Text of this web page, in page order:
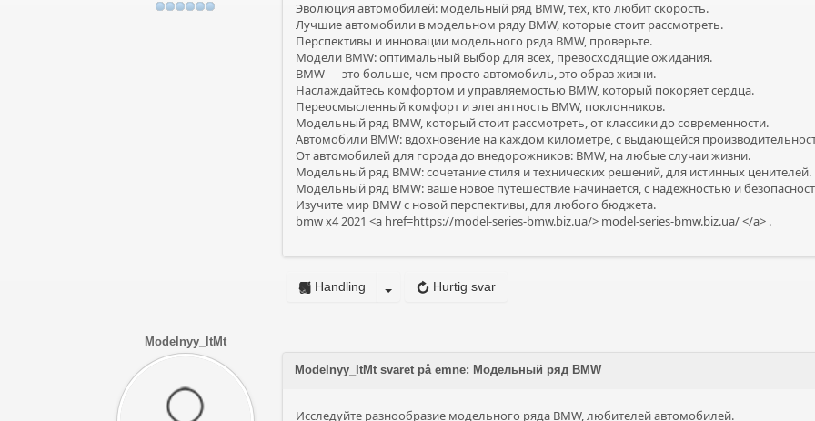
Эволюция автомобилей: модельный ряд BMW, тех, кто любит скорость.
Лучшие автомобили в модельном ряду BMW, которые стоит рассмотреть.
Перспективы и инновации модельного ряда BMW, проверьте.
Модели BMW: оптимальный выбор для всех, превосходящие ожидания.
BMW — это больше, чем просто автомобиль, это образ жизни.
Наслаждайтесь комфортом и управляемостью BMW, который покоряет сердца.
Переосмысленный комфорт и элегантность BMW, поклонников.
Модельный ряд BMW, который стоит рассмотреть, от классики до современности.
Автомобили BMW: вдохновение на каждом километре, с выдающейся
От автомобилей для города до внедорожников: BMW, на любые случаи жизни.
Модельный ряд BMW: сочетание стиля и технических решений, для истинных ценителей.
Модельный ряд BMW: ваше новое путешествие начинается, с надежностью и
Изучите мир BMW с новой перспективы, для любого бюджета.
bmw x4 2021 <a href=https://model-series-bmw.biz.ua/> model-series-bmw.biz.ua/</a> .
Hurtig svar
Handling
Modelnyy_ltMt
Modelnyy_ltMt svaret på emne: Модельный ряд BMW
Исследуйте разнообразие модельного ряда BMW, любителей автомобилей.